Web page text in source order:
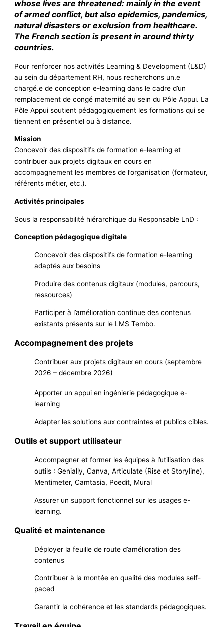
whose lives are threatened: mainly in the event
of armed conflict, but also epidemics, pandemics,
natural disasters or exclusion from healthcare.
The French section is present in around thirty
countries.
Pour renforcer nos activités Learning & Development (L&D)
au sein du département RH, nous recherchons un.e
chargé.e de conception e-learning dans le cadre d’un
remplacement de congé maternité au sein du Pôle Appui. La
Pôle Appui soutient pédagogiquement les formations qui se
tiennent en présentiel ou à distance.
Mission
Concevoir des dispositifs de formation e-learning et
contribuer aux projets digitaux en cours en
accompagnement les membres de l’organisation (formateur,
référents métier, etc.).
Activités principales
Sous la responsabilité hiérarchique du Responsable LnD :
Conception pédagogique digitale
Concevoir des dispositifs de formation e-learning
adaptés aux besoins
Produire des contenus digitaux (modules, parcours,
ressources)
Participer à l’amélioration continue des contenus
existants présents sur le LMS Tembo.
Accompagnement des projets
Contribuer aux projets digitaux en cours (septembre
2026 – décembre 2026)
Apporter un appui en ingénierie pédagogique e-
learning
Adapter les solutions aux contraintes et publics cibles.
Outils et support utilisateur
Accompagner et former les équipes à l’utilisation des
outils : Genially, Canva, Articulate (Rise et Storyline),
Mentimeter, Camtasia, Poedit, Mural
Assurer un support fonctionnel sur les usages e-
learning.
Qualité et maintenance
Déployer la feuille de route d’amélioration des
contenus
Contribuer à la montée en qualité des modules self-
paced
Garantir la cohérence et les standards pédagogiques.